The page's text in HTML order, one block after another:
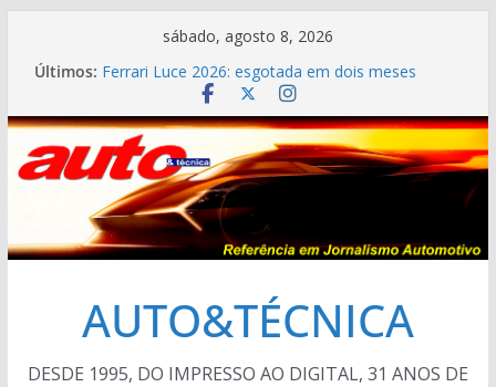
conteúdo
sábado, agosto 8, 2026
Últimos: Ferrari Luce 2026: esgotada em dois meses
TESTE – Ram Dakota Laramie 4×4
VÍDEO ESPECIAL: os antigos no “Poços Classic
Car 2026”
AUTO&TÉCNICA FILES #139 – Chevrolet Calibra
1993
Cristiano Ronaldo mostra sua garagem
AUTO&TÉCNICA
DESDE 1995, DO IMPRESSO AO DIGITAL, 31 ANOS DE